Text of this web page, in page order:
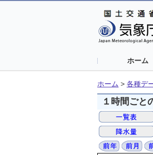
ホーム
ホーム > 各種デ
１時間ごと